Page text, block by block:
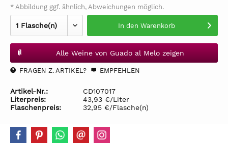
* Abbildung ggf. ähnlich, Abweichungen möglich.
In den Warenkorb
Alle Weine von Guado al Melo zeigen
FRAGEN Z. ARTIKEL? EMPFEHLEN
Artikel-Nr.:
CD107017
Literpreis:
43,93 €/Liter
Flaschenpreis:
32,95 €/Flasche(n)